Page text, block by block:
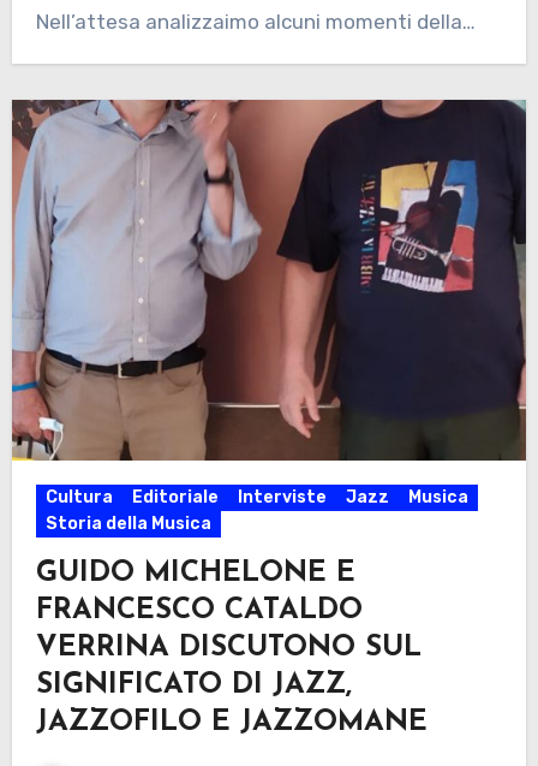
Nell’attesa analizzaimo alcuni momenti della…
Cultura Editoriale Interviste Jazz
Musica
Storia della Musica
GUIDO MICHELONE E
FRANCESCO CATALDO
VERRINA DISCUTONO SUL
SIGNIFICATO DI JAZZ,
JAZZOFILO E JAZZOMANE